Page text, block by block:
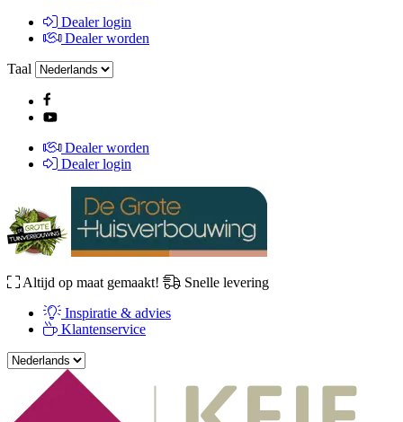
Dealer login
Dealer worden
Taal
Dealer worden
Dealer login
Altijd op maat gemaakt!
Snelle levering
Inspiratie & advies
Klantenservice